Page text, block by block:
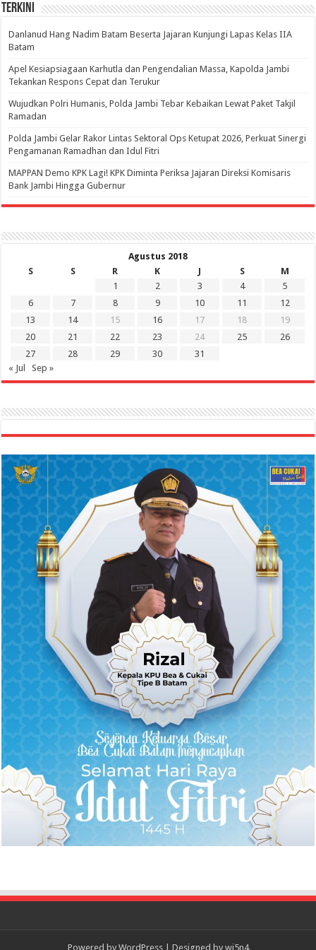
Terkini
Danlanud Hang Nadim Batam Beserta Jajaran Kunjungi Lapas Kelas IIA
Batam
Apel Kesiapsiagaan Karhutla dan Pengendalian Massa, Kapolda Jambi
Tekankan Respons Cepat dan Terukur
Wujudkan Polri Humanis, Polda Jambi Tebar Kebaikan Lewat Paket Takjil
Ramadan
Polda Jambi Gelar Rakor Lintas Sektoral Ops Ketupat 2026, Perkuat Sinergi
Pengamanan Ramadhan dan Idul Fitri
‎MAPPAN Demo KPK Lagi! KPK Diminta Periksa Jajaran Direksi Komisaris
Bank Jambi Hingga Gubernur ‎
Agustus 2018
S
S R K J S
M
1
2 3 4
5
6
7 8 9 10 11
12
13
14 15 16 17 18
19
20
21 22 23 24 25
26
27
28 29 30
31
« Jul
Sep »
Powered by WordPress| Designed by wi5n4